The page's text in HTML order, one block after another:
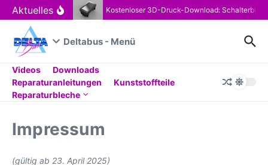
Zum Inhalt springen
Aktuelles Kostenloser 3D-Druck-Download:
Deltabus - Menü
Videos
Downloads
Reparaturanleitungen
Kunststoffteile
Reparaturbleche
Impressum
(gültig ab 23. April 2025)